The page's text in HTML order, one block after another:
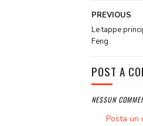
PREVIOUS
Le tappe
Feng
POST A
NESSUN
Posta un